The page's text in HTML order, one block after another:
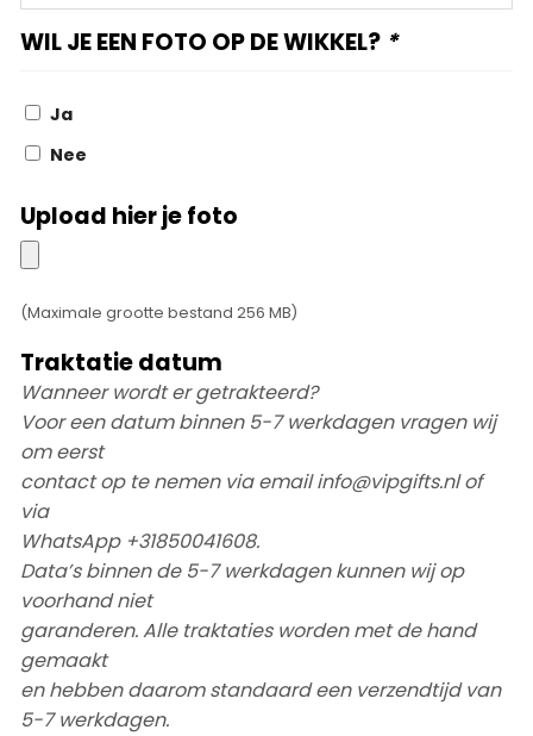
wil
je
de
WIL JE EEN FOTO OP DE WIKKEL? *
Ja
Nee
Upload hier je foto
je
(Maximale grootte bestand 256 MB)
Traktatie datum
Wanneer wordt er getrakteerd?
Voor een datum binnen 5-7 werkdagen vragen wij
om eerst
contact op te nemen via email info@vipgifts.nl of
via
WhatsApp +31850041608.
Data’s binnen de 5-7 werkdagen kunnen wij op
voorhand niet
garanderen. Alle traktaties worden met de hand
gemaakt
en hebben daarom standaard een verzendtijd van
5-7 werkdagen.